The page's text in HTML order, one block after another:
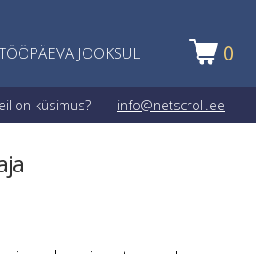
JOOKSUL 0
on küsimus? info@netscroll.ee